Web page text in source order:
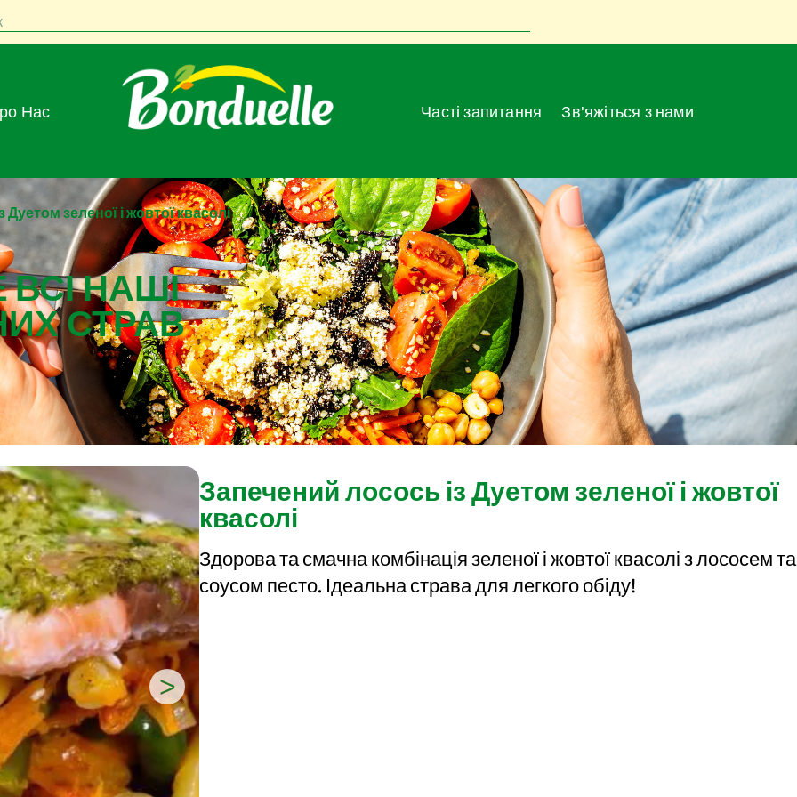
Нас Часті запитання Зв'яжіться з нами
зеленої і жовтої квасолі
ВСІ НАШІ
СТРАВ
>
Запечений лосось із Дуетом зеленої і жовтої
квасолі
Здорова та смачна комбінація зеленої і жовтої квасолі з лососем та
соусом песто. Ідеальна страва для легкого обіду!